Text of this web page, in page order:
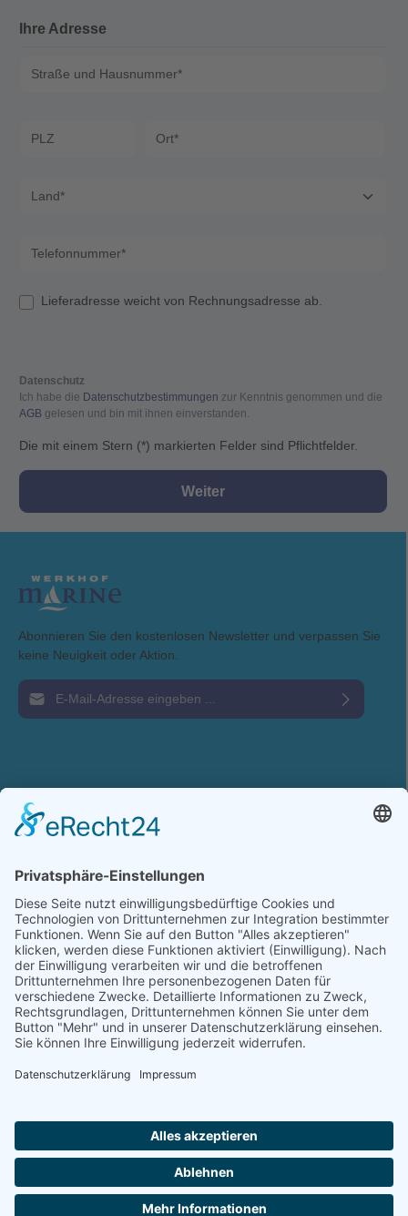
Ihre Adresse
Straße und Hausnummer*
PLZ Ort*
Land*
Telefonnummer*
Lieferadresse weicht von Rechnungsadresse ab.
Datenschutz
Ich habe die Datenschutzbestimmungen zur Kenntnis genommen und die
AGB gelesen und bin mit ihnen einverstanden.
Die mit einem Stern (*) markierten Felder sind Pflichtfelder.
Weiter
Abonnieren Sie den kostenlosen Newsletter und verpassen Sie
keine Neuigkeit oder Aktion.
E-Mail-Adresse*
Folge uns:
Service-Hotline
Shop Service
Information
und ggf. Nachnahmegebühren, wenn nicht anders angegeben.